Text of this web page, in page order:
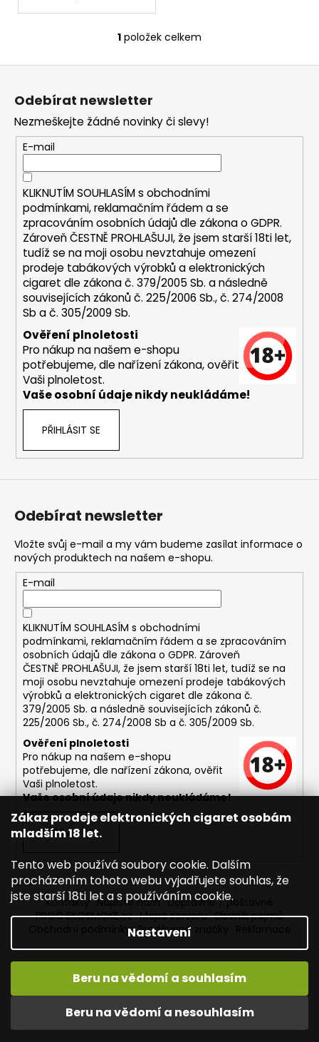
Zákaz prodeje elektronických cigaret osobám
mladším 18 let.
Tento web používá soubory cookie. Dalším
procházením tohoto webu vyjadřujete souhlas, že
jste starší 18ti let a s používáním cookie.
Nastavení
Beru na vědomí a nesouhlasím
Beru na vědomí a souhlasím
O
v
a
c
í
p
r
v
k
y
v
ý
p
i
1 položek celkem
Z
Odebírat newsletter
Nezmeškejte žádné novinky či slevy!
E-mail
KLIKNUTÍM SOUHLASÍM s obchodními
podmínkami,reklamačním řádem a se
zpracováním osobních údajů dle zákona oGDPR.
Zároveň ČESTNĚ PROHLAŠUJI, že jsem starší 18ti let,
tudíž se na moji osobu nevztahuje omezení
prodeje tabákových výrobků a elektronických
cigaret dle zákona č. 379/2005 Sb. a následně
souvisejících zákonů č. 225/2006 Sb., č. 274/2008
Sb a č. 305/2009 Sb.
Ověření plnoletosti
Pro nákup na našem e-shopu
potřebujeme, dle nařízení zákona, ověřit
Vaši plnoletost.
Vaše osobní údaje nikdy neukládáme!
PŘIHLÁSIT SE
Odebírat newsletter
Vložte svůj e-mail a my vám budeme zasílat informace o
nových produktech na našem e-shopu.
E-mail
KLIKNUTÍM SOUHLASÍM s obchodními
podmínkami, reklamačním řádem a se zpracováním
osobních údajů dle zákona o GDPR. Zároveň
ČESTNĚ PROHLAŠUJI, že jsem starší 18ti let, tudíž se na
moji osobu nevztahuje omezení prodeje tabákových
výrobků a elektronických cigaret dle zákona č.
379/2005 Sb. a následně souvisejících zákonů č.
225/2006 Sb., č. 274/2008 Sb a č. 305/2009 Sb.
Ověření plnoletosti
Pro nákup na našem e-shopu
potřebujeme, dle nařízení zákona, ověřit
Vaši plnoletost.
Vaše osobní údaje nikdy neukládáme!
PŘIHLÁSIT SE
Kontakty Napište nám Dopravné / poštovné
PROČ EKOSMOKE.cz Mapa serveru Slovník pojmů
Obchodní podmínky Prodávané značky
Vytvořil Shoptet
Copyright 2026EKOSMOKE - Specialista na e-cigarety.
Všechna práva vyhrazena. Upravit nastavení cookies